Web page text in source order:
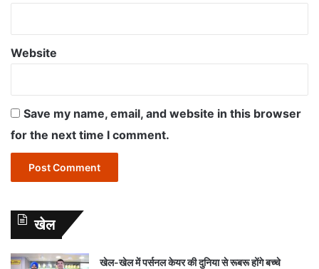
Website
Save my name, email, and website in this browser
for the next time I comment.
खेल
खेल-खेल में पर्सनल केयर की दुनिया से रूबरू होंगे बच्चे